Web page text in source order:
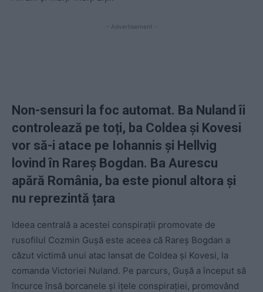
- Advertisement -
Non-sensuri la foc automat. Ba Nuland îi
controlează pe toți, ba Coldea și Kovesi
vor să-i atace pe Iohannis și Hellvig
lovind în Rareș Bogdan. Ba Aurescu
apără România, ba este pionul altora și
nu reprezintă țara
Ideea centrală a acestei conspirații promovate de
rusofilul Cozmin Gușă este aceea că Rareș Bogdan a
căzut victimă unui atac lansat de Coldea și Kovesi, la
comanda Victoriei Nuland. Pe parcurs, Gușă a început să
încurce însă borcanele și ițele conspirației, promovând